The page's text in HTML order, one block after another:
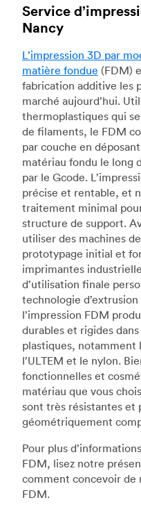
Service
Nancy
L’impression 3D par
matière fondue (FDM)
fabrication additive les
marché aujourd’hui.
thermoplastiques qui
de filaments, le FDM
par couche en
matériau fondu le long
par le Gcode.
précise et rentable, et
traitement minimal
structure de support.
utiliser des machines
prototypage initial et
imprimantes
d’utilisation finale
technologie
l’impression FDM
durables et rigides
plastiques, notamment
l’ULTEM et le nylon.
fonctionnelles et
matériau que vous
sont très résistantes et
géométriquement
Pour plus
FDM, lisez notre
comment concevoir de
FDM.